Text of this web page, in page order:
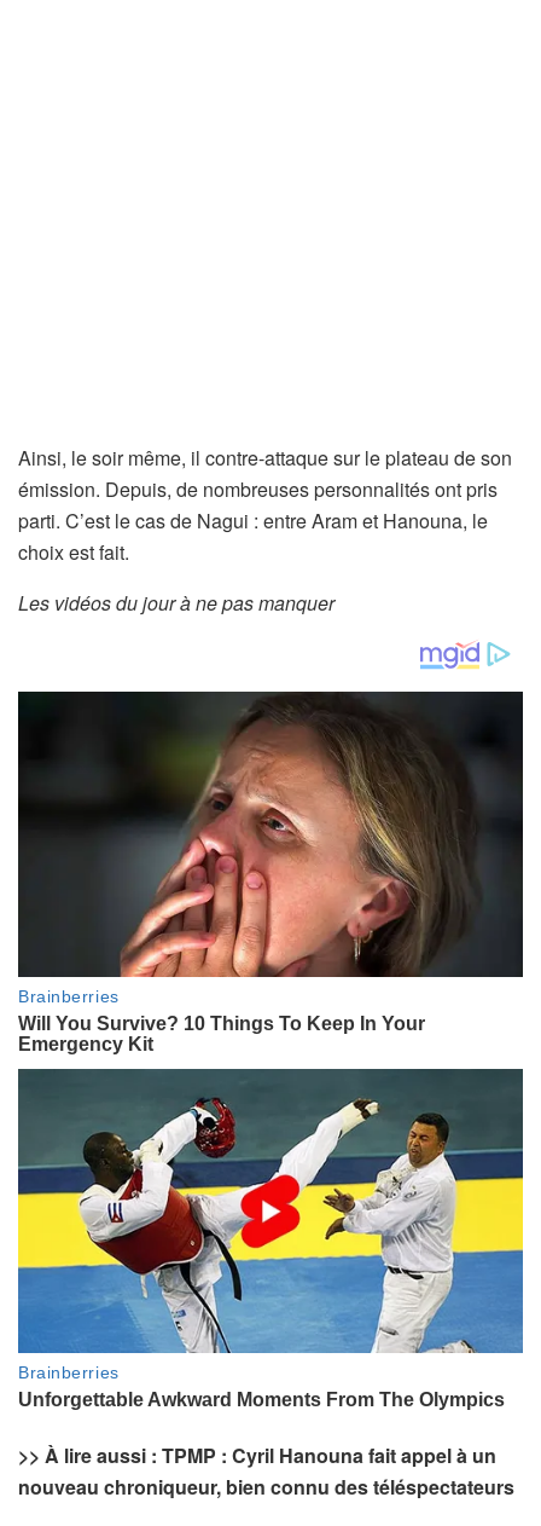
Ainsi, le soir même, il contre-attaque sur le plateau de son
émission. Depuis, de nombreuses personnalités ont pris
parti. C’est le cas de Nagui : entre Aram et Hanouna, le
choix est fait.
Les vidéos du jour à ne pas manquer
>> À lire aussi : TPMP : Cyril Hanouna fait appel à un
nouveau chroniqueur, bien connu des téléspectateurs